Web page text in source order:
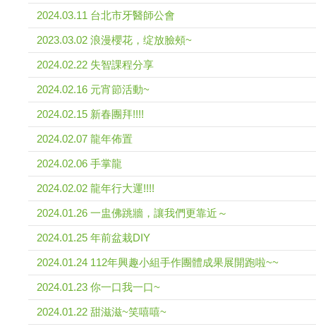
2024.03.11 台北市牙醫師公會
2023.03.02 浪漫櫻花，绽放臉頰~
2024.02.22 失智課程分享
2024.02.16 元宵節活動~
2024.02.15 新春團拜!!!!
2024.02.07 龍年佈置
2024.02.06 手掌龍
2024.02.02 龍年行大運!!!!
2024.01.26 一盅佛跳牆，讓我們更靠近～
2024.01.25 年前盆栽DIY
2024.01.24 112年興趣小組手作團體成果展開跑啦~~
2024.01.23 你一口我一口~
2024.01.22 甜滋滋~笑嘻嘻~